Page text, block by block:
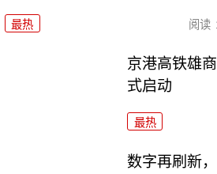
最热 阅读
京港高铁雄
式启动
最热
数字再刷新